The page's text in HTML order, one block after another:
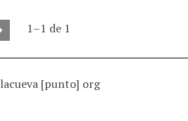
1–1 de 1
[punto] org